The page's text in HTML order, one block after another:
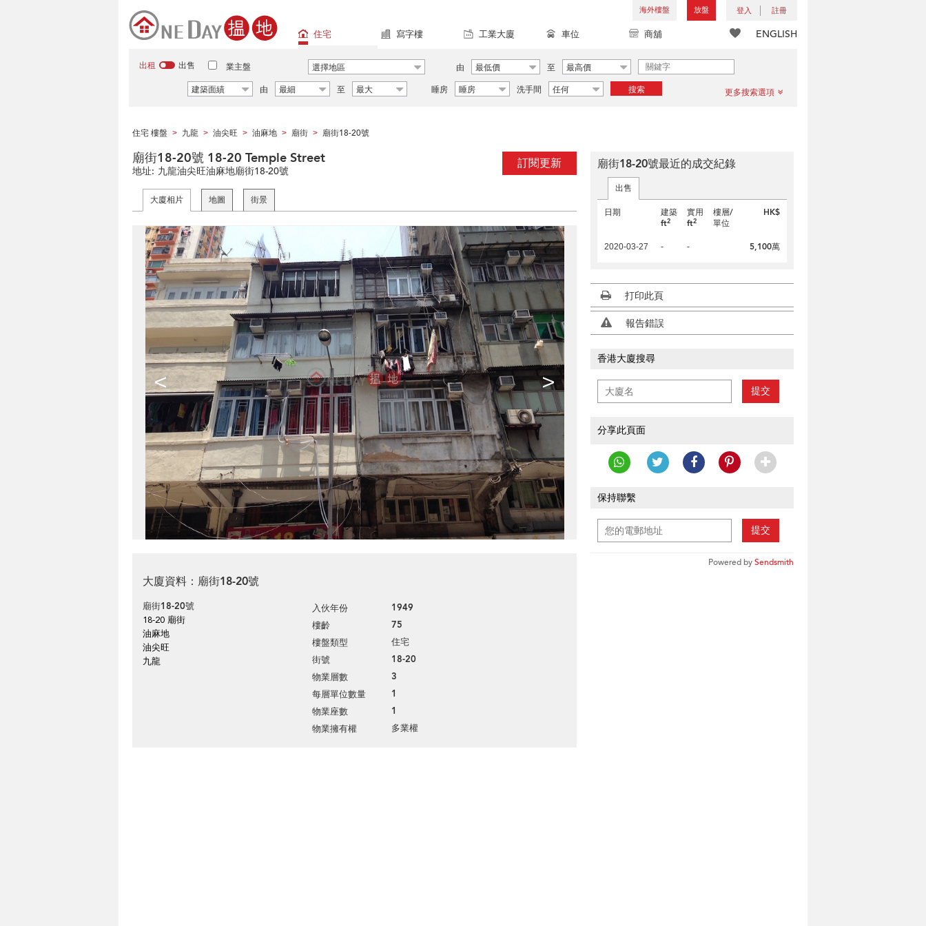
海外樓盤 放盤 登入 註冊
ENGLISH
住宅 寫字樓 工業大廈 車位 商舖
出租 出售 業主盤 選擇地區 由 最低價 至
最高價
建築面績
由 最細 至 最大 睡房 睡房 洗手間 任何 搜索 更多搜索選項
住宅 樓盤 > 九龍 > 油尖旺 > 油麻地 > 廟街 > 廟街18-20號
訂閱更新
廟街18-20號 18-20 Temple Street
地址: 九龍油尖旺油麻地廟街18-20號
大廈相片 地圖 街景
< >
大廈資料：廟街18-20號
廟街18-20號
18-20 廟街
油麻地
油尖旺
九龍
入伙年份 1949
樓齡 75
樓盤類型 住宅
街號 18-20
物業層數 3
每層單位數量 1
物業座數 1
物業擁有權 多業權
廟街18-20號最近的成交紀錄
出售
日期
建築
ft2
實用
ft2
樓層/
單位
HK$
2020-03-27 - - 5,100萬
打印此頁
報告錯誤
香港大廈搜尋
提交
分享此頁面
保持聯繫
提交
Powered bySendsmith